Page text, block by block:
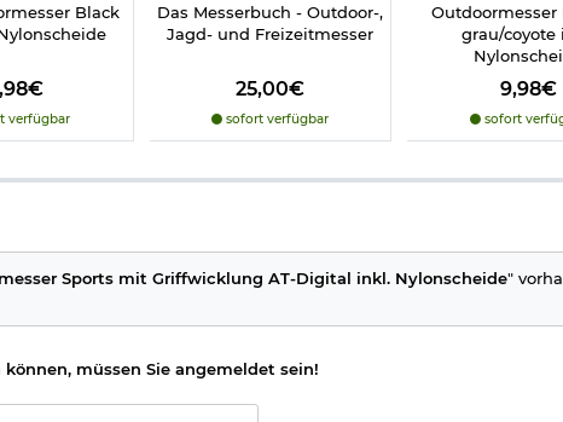
Informationslinküber
ab 18 Jahren - Dieser Artikel kann nur versendet werden, wenn
Black
verfügbar
Das Messerbuch - Outdoor-,
Jagd- und Freizeitmesser
25,00€
sofort verfügbar
Outdoormesser
grau/coyote
9,98€
sofort
Sports mit Griffwicklung AT-Digital inkl. Nylonscheide"
müssen Sie angemeldet sein!